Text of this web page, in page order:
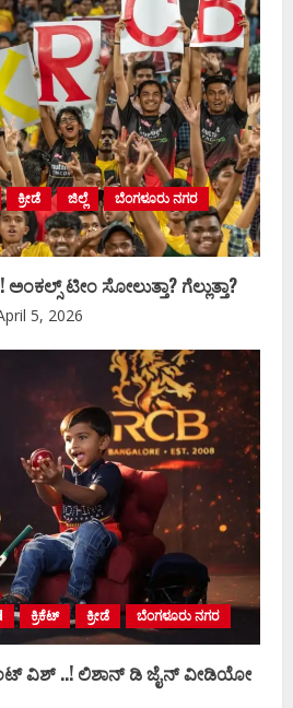
ಕ್ರೀಡೆ ಜಿಲ್ಲೆ
ಬೆಂಗಳೂರು ನಗರ
ಅಂಕಲ್ಸ್‌ ಟೀಂ ಸೋಲುತ್ತಾ? ಗೆಲ್ಲುತ್ತಾ?
5, 2026
ಕ್ರಿಕೆಟ್ ಕ್ರೀಡೆ ಬೆಂಗಳೂರು ನಗರ
ವಿಶ್ ..! ಲಿಶಾನ್‌ ಡಿ ಜೈನ್‌ ವೀಡಿಯೋ